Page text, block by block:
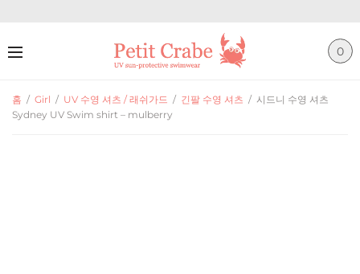
0
홈 / Girl / UV 수영 셔츠 / 래쉬가드 / 긴팔 수영 셔츠 / 시드니 수영 셔츠
Sydney UV Swim shirt – mulberry